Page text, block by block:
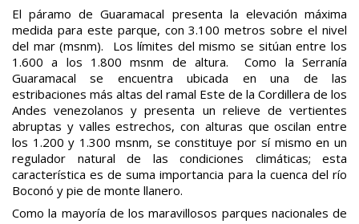
El páramo de Guaramacal presenta la elevación máxima
medida para este parque, con 3.100 metros sobre el nivel
del mar (msnm). Los límites del mismo se sitúan entre los
1.600 a los 1.800 msnm de altura. Como la Serranía
Guaramacal se encuentra ubicada en una de las
estribaciones más altas del ramal Este de la Cordillera de los
Andes venezolanos y presenta un relieve de vertientes
abruptas y valles estrechos, con alturas que oscilan entre
los 1.200 y 1.300 msnm, se constituye por sí mismo en un
regulador natural de las condiciones climáticas; esta
característica es de suma importancia para la cuenca del río
Boconó y pie de monte llanero.
Como la mayoría de los maravillosos parques nacionales de